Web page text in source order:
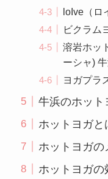
loIve（ロ
ビクラム
溶岩ホッ
ーシャ)
ヨガプラ
牛浜のホット
ホットヨガと
ホットヨガの
ホットヨガ